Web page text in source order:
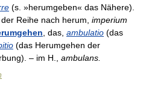
(s. »herumgeben« das Nähere).
Reihe nach herum, imperium
, das, ambulatio (das
(das Herumgehen der
– im H., ambulans.